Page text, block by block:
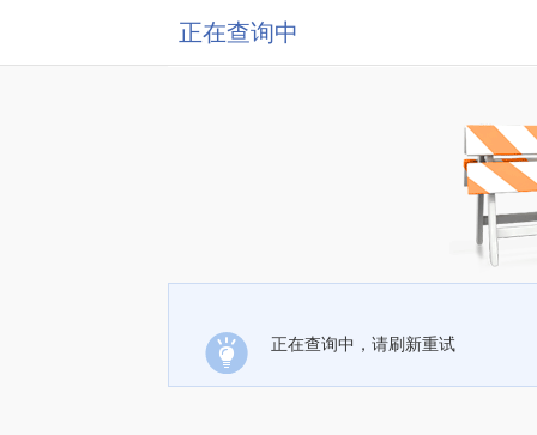
正在查询中
正在查询中，请刷新重试